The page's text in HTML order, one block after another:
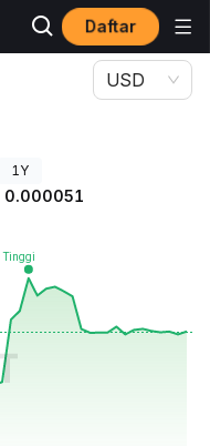
Daftar
USD
1Y
0.000051